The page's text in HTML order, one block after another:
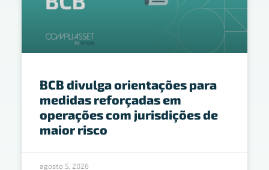
BCB divulga orientações para
medidas reforçadas em
operações com jurisdições de
maior risco
agosto 5, 2026